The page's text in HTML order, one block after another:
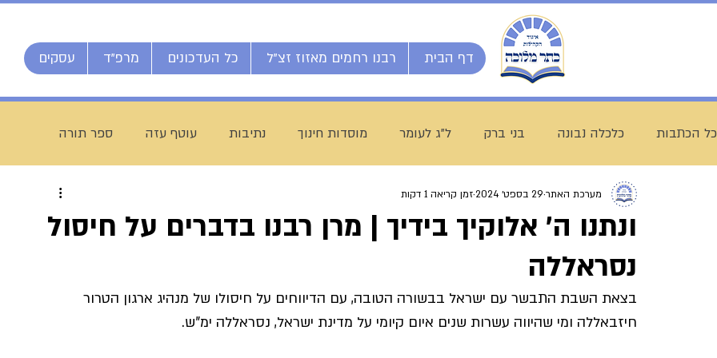
דף הבית רבנו רחמים מאזוז זצ"ל כל העדכונים מרפ"ד עסקים
כל הכתבות כלכלה נבונה בני ברק ל"ג לעומר מוסדות חינוך נתיבות עוטף עזה ספר תורה
השיעור השבועי ספרי מרן בית המדרש הגדול הרב אליהו ענקרי
חג שבועות ת"ת לחם הביכורים
עולם התורה הרב עובדיה חן דף היומי הרב מצליח חי מאזוז רשת הכוללים "רצופות"
ונתנו ה' אלוקיך בידיך | מרן רבנו בדברים על חיסול
נסראללה
מערכת האתר 29 בספט׳ 2024 זמן קריאה 1 דקות
בצאת השבת התבשר עם ישראל בבשורה הטובה, עם הדיווחים על חיסולו של מנהיג ארגון הטרור
חיזבאללה ומי שהיווה עשרות שנים איום קיומי על מדינת ישראל, נסראללה ימ"ש.